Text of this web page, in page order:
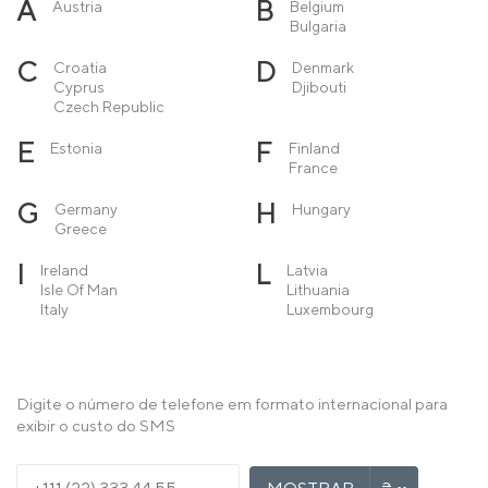
A Austria B
Belgium
Bulgaria
C
Croatia
Cyprus
Czech Republic
D
Denmark
Djibouti
E Estonia F
Finland
France
G
Germany
Greece
H Hungary
I
Ireland
Isle Of Man
Italy
L
Latvia
Lithuania
Luxembourg
Monaco
Montenegro
R Romania
Digite o número de telefone em formato internacional para
exibir o custo do SMS